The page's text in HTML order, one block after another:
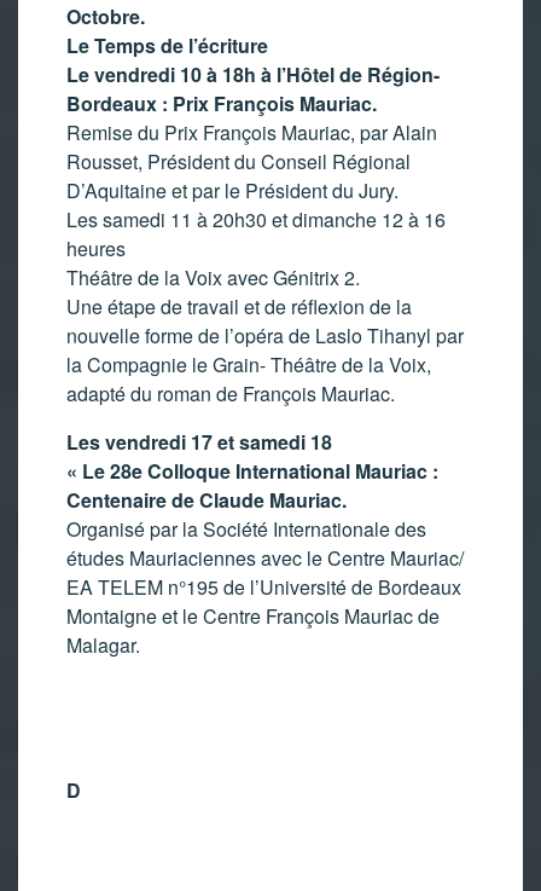
Octobre.
Le Temps de l’écriture
Le vendredi 10 à 18h à l’Hôtel de Région-
Bordeaux : Prix François Mauriac.
Remise du Prix François Mauriac, par Alain
Rousset, Président du Conseil Régional
D’Aquitaine et par le Président du Jury.
Les samedi 11 à 20h30 et dimanche 12 à 16
heures
Théâtre de la Voix avec Génitrix 2.
Une étape de travail et de réflexion de la
nouvelle forme de l’opéra de Laslo Tihanyl par
la Compagnie le Grain- Théâtre de la Voix,
adapté du roman de François Mauriac.
Les vendredi 17 et samedi 18
« Le 28e Colloque International Mauriac :
Centenaire de Claude Mauriac.
Organisé par la Société Internationale des
études Mauriaciennes avec le Centre Mauriac/
EA TELEM n°195 de l’Université de Bordeaux
Montaigne et le Centre François Mauriac de
Malagar.
D